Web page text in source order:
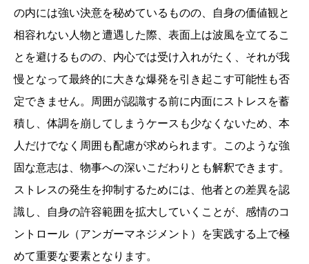
の内には強い決意を秘めているものの、自身の価値観と
相容れない人物と遭遇した際、表面上は波風を立てるこ
とを避けるものの、内心では受け入れがたく、それが我
慢となって最終的に大きな爆発を引き起こす可能性も否
定できません。周囲が認識する前に内面にストレスを蓄
積し、体調を崩してしまうケースも少なくないため、本
人だけでなく周囲も配慮が求められます。このような強
固な意志は、物事への深いこだわりとも解釈できます。
ストレスの発生を抑制するためには、他者との差異を認
識し、自身の許容範囲を拡大していくことが、感情のコ
ントロール（アンガーマネジメント）を実践する上で極
めて重要な要素となります。